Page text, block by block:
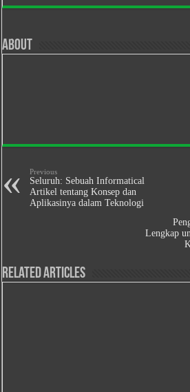
About
Previous
Seluruh: Sebuah Informatical
Artikel tentang Konsep dan
Aplikasinya dalam Teknologi
Lengkap
Related Articles